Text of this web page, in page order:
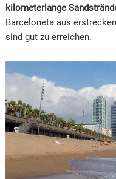
kilometerlange
Barceloneta aus
sind gut zu erreichen.